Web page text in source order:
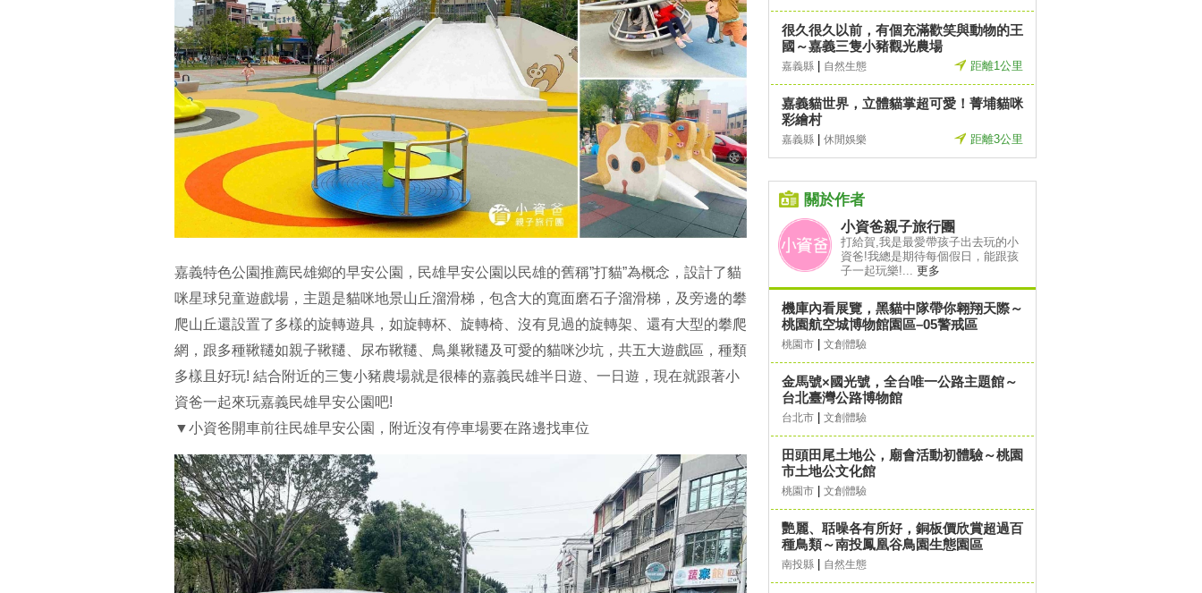
嘉義特色公園推薦民雄鄉的早安公園，民雄早安公園以民雄的舊稱”打貓”為概念，設計了貓
咪星球兒童遊戲場，主題是貓咪地景山丘溜滑梯，包含大的寬面磨石子溜滑梯，及旁邊的攀
爬山丘還設置了多樣的旋轉遊具，如旋轉杯、旋轉椅、沒有見過的旋轉架、還有大型的攀爬
網，跟多種鞦韆如親子鞦韆、尿布鞦韆、鳥巢鞦韆及可愛的貓咪沙坑，共五大遊戲區，種類
多樣且好玩! 結合附近的三隻小豬農場就是很棒的嘉義民雄半日遊、一日遊，現在就跟著小
資爸一起來玩嘉義民雄早安公園吧!
▼小資爸開車前往民雄早安公園，附近沒有停車場要在路邊找車位
很久很久以前，有個充滿歡笑與動物的王
國～嘉義三隻小豬觀光農場
嘉義縣 自然生態 距離1公里
嘉義貓世界，立體貓掌超可愛！菁埔貓咪
彩繪村
嘉義縣 休閒娛樂 距離3公里
關於作者
小資爸親子旅行團
打給賀,我是最愛帶孩子出去玩的小
資爸!我總是期待每個假日，能跟孩
子一起玩樂!... 更多
機庫內看展覽，黑貓中隊帶你翱翔天際～
桃園航空城博物館園區–05警戒區
桃園市 文創體驗
金馬號×國光號，全台唯一公路主題館～
台北臺灣公路博物館
台北市 文創體驗
田頭田尾土地公，廟會活動初體驗～桃園
市土地公文化館
桃園市 文創體驗
艷麗、聒噪各有所好，銅板價欣賞超過百
種鳥類～南投鳳凰谷鳥園生態園區
南投縣 自然生態